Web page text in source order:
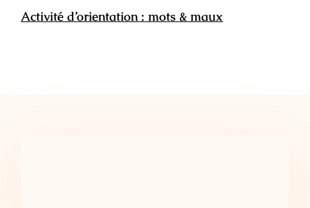
Activité d’orientation : mots & maux